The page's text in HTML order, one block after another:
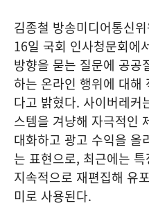
김종철 방송미디어통신
16일 국회 인사청문회에
방향을 묻는 질문에 공공
하는 온라인 행위에 대해
다고 밝혔다. 사이버레커
스템을 겨냥해 자극적인
대화하고 광고 수익을 올
는 표현으로, 최근에는
지속적으로 재편집해 유
미로 사용된다.